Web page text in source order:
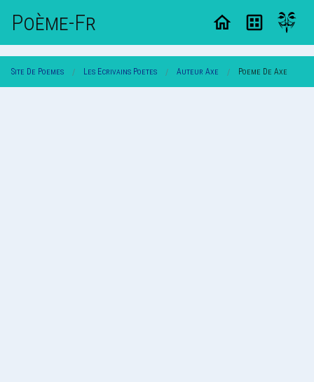
Poème-Fr
Site De Poemes Les Ecrivains Poetes Auteur Axe Poeme De Axe